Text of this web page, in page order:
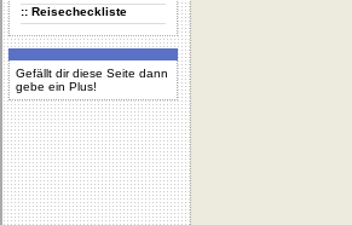
:: Reisecheckliste
Gefällt dir diese Seite dann
gebe ein Plus!